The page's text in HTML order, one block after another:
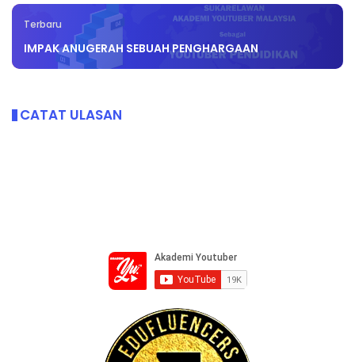
Terbaru
IMPAK ANUGERAH SEBUAH PENGHARGAAN
CATAT ULASAN